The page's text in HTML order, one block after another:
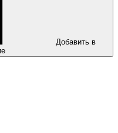
Добавить в